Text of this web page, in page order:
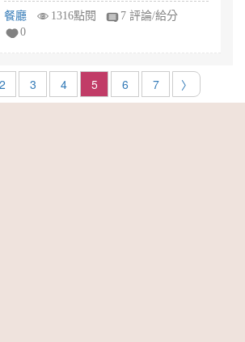
餐廳
1316點閱
7 評論/給分
0
2 3 4 5 6 7 〉